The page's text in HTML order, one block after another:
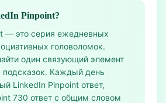
Pinpoint?
— это серия ежедневных
головоломок.
один связующий элемент
подсказок. Каждый день
LinkedIn Pinpoint ответ,
730 ответ с общим словом